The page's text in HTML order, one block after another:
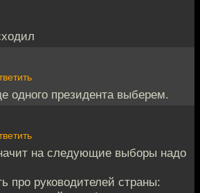
одного президента выберем.
на следующие выборы надо
про руководителей страны: